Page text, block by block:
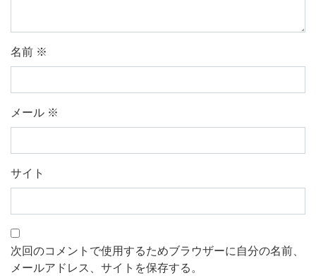
名前 ※
メール ※
サイト
次回のコメントで使用するためブラウザーに自分の名前、
メールアドレス、サイトを保存する。